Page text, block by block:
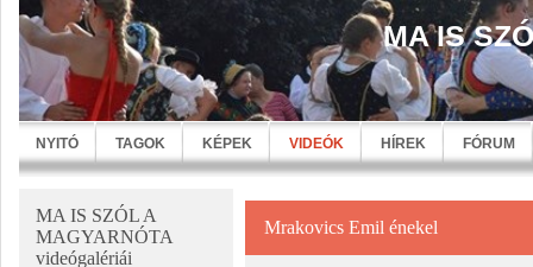
MA IS
NYITÓ TAGOK KÉPEK VIDEÓK HÍREK FÓRUM
MA IS SZÓL A
MAGYARNÓTA
videógalériái
Mrakovics Emil énekel